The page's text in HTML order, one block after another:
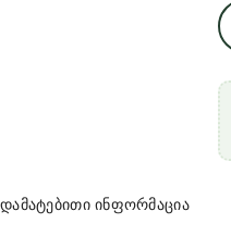
დამატებითი ინფორმაცია